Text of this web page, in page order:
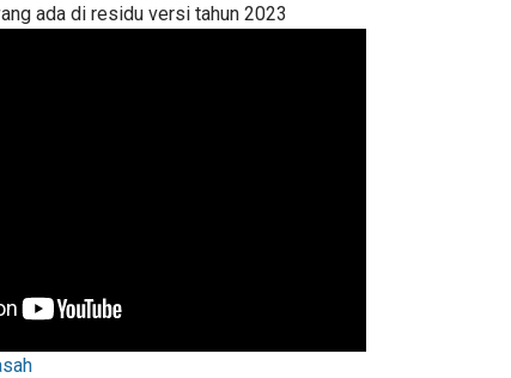
ada di residu versi tahun 2023